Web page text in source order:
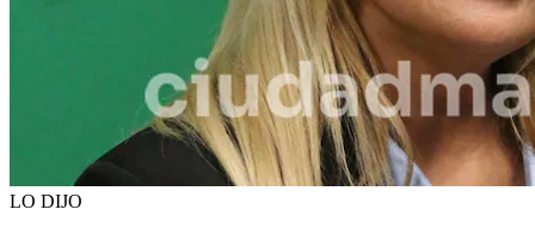
LO DIJO